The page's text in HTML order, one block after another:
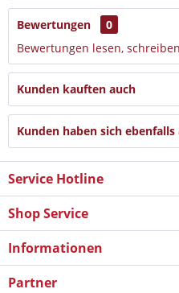
Bewertungen
0
Bewertungen lesen,
Kunden kauften auch
Kunden haben sich ebenfalls
Service Hotline
Shop Service
Informationen
Partner